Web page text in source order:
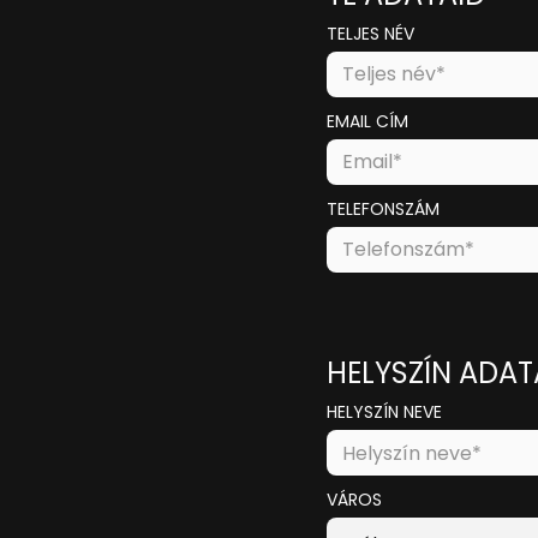
TELJES NÉV
EMAIL CÍM
TELEFONSZÁM
HELYSZÍN
HELYSZÍN NEVE
VÁROS